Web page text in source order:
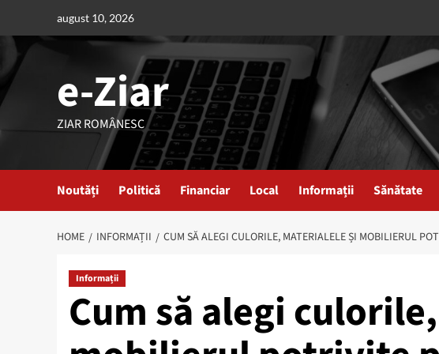
content
august 10, 2026
e-Ziar
ZIAR ROMÂNESC
Noutăți Politică Financiar Local Informații Sănătate
HOME INFORMAȚII CUM SĂ ALEGI CULORILE, MATERIALELE ȘI MOBILIERUL
Informații
Cum să alegi